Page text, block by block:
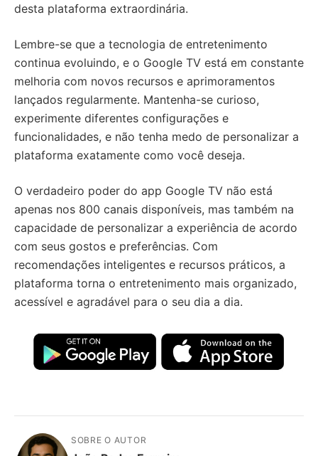
desta plataforma extraordinária.
Lembre-se que a tecnologia de entretenimento
continua evoluindo, e o Google TV está em constante
melhoria com novos recursos e aprimoramentos
lançados regularmente. Mantenha-se curioso,
experimente diferentes configurações e
funcionalidades, e não tenha medo de personalizar a
plataforma exatamente como você deseja.
O verdadeiro poder do app Google TV não está
apenas nos 800 canais disponíveis, mas também na
capacidade de personalizar a experiência de acordo
com seus gostos e preferências. Com
recomendações inteligentes e recursos práticos, a
plataforma torna o entretenimento mais organizado,
acessível e agradável para o seu dia a dia.
SOBRE O AUTOR